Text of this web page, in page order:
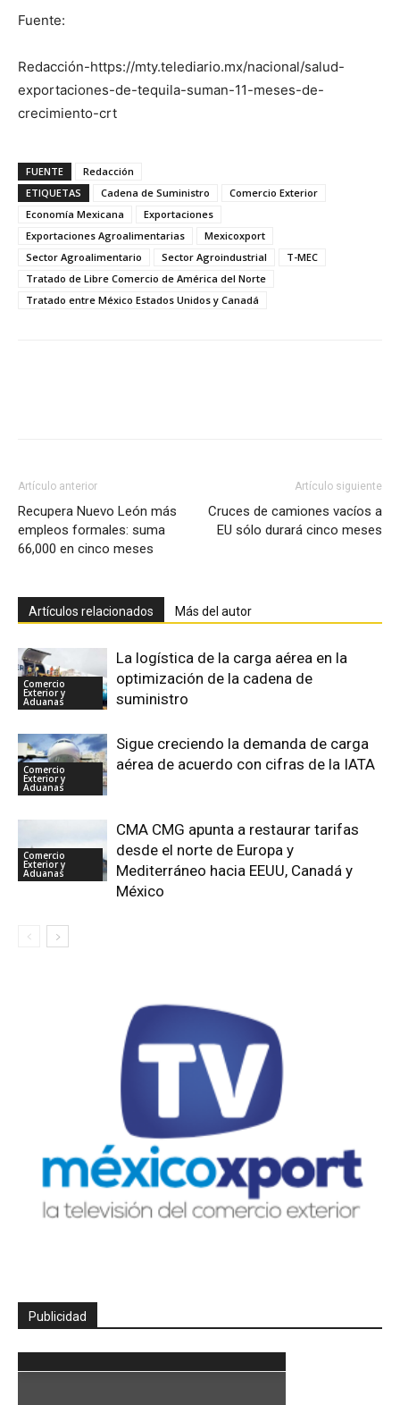
Fuente:
Redacción-https://mty.telediario.mx/nacional/salud-
exportaciones-de-tequila-suman-11-meses-de-
crecimiento-crt
FUENTE
Redacción
ETIQUETAS
Cadena de Suministro
Comercio Exterior
Economía Mexicana
Exportaciones
Exportaciones Agroalimentarias
Mexicoxport
Sector Agroalimentario
Sector Agroindustrial
T-MEC
Tratado de Libre Comercio de América del Norte
Tratado entre México Estados Unidos y Canadá
Artículo anterior
Recupera Nuevo León más
empleos formales: suma
66,000 en cinco meses
Artículo siguiente
Cruces de camiones vacíos a
EU sólo durará cinco meses
Artículos relacionados Más del autor
Comercio
Exterior y
Aduanas
La logística de la carga aérea en la
optimización de la cadena de
suministro
Comercio
Exterior y
Aduanas
Sigue creciendo la demanda de carga
aérea de acuerdo con cifras de la IATA
Comercio
Exterior y
Aduanas
CMA CMG apunta a restaurar tarifas
desde el norte de Europa y
Mediterráneo hacia EEUU, Canadá y
México
Publicidad